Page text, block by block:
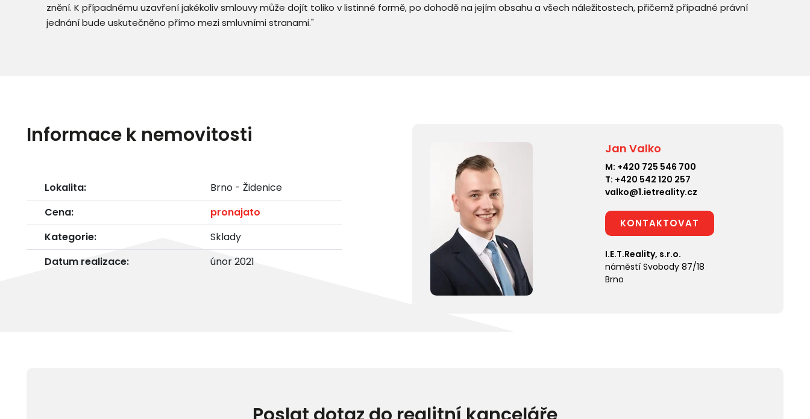
znění. K případnému uzavření jakékoliv smlouvy může dojít toliko v listinné formě, po dohodě na jejím obsahu a všech náležitostech, přičemž případné právní
jednání bude uskutečněno přímo mezi smluvními stranami."
Informace k nemovitosti
Lokalita:
Brno - Židenice
Cena:
pronajato
Kategorie:
Sklady
Datum realizace:
únor 2021
Jan Valko
M: +420 725 546 700
T: +420 542 120 257
valko@1.ietreality.cz
KONTAKTOVAT
I.E.T.Reality, s.r.o.
náměstí Svobody 87/18
Brno